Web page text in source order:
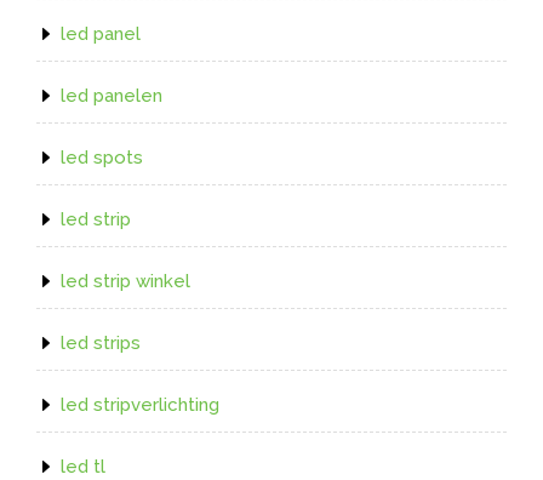
led panel
led panelen
led spots
led strip
led strip winkel
led strips
led stripverlichting
led tl